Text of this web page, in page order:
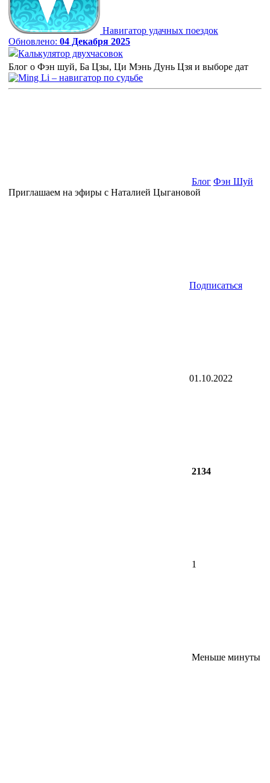
Навигатор удачных поездок
Обновлено: 04 Декабря 2025
Калькулятор двухчасовок
Блог о Фэн шуй, Ба Цзы, Ци Мэнь Дунь Цзя и выборе дат
Блог Фэн Шуй
Приглашаем на эфиры с Наталией Цыгановой
Подписаться
01.10.2022
2134
1
Меньше минуты